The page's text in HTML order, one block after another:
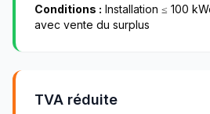
Conditions : Installation ≤ 100
avec vente du surplus
TVA réduite